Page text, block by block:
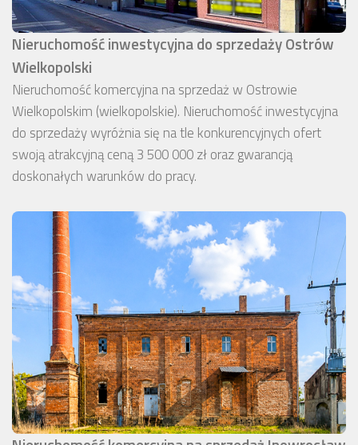
Nieruchomość inwestycyjna do sprzedaży Ostrów
Wielkopolski
Nieruchomość komercyjna na sprzedaż w Ostrowie
Wielkopolskim (wielkopolskie). Nieruchomość inwestycyjna
do sprzedaży wyróżnia się na tle konkurencyjnych ofert
swoją atrakcyjną ceną 3 500 000 zł oraz gwarancją
doskonałych warunków do pracy.